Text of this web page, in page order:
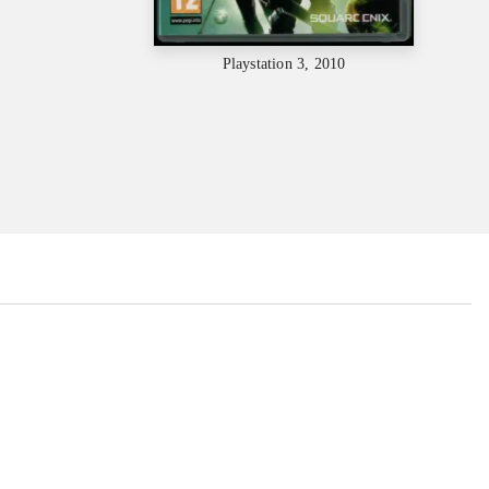
Playstation 3, 2010